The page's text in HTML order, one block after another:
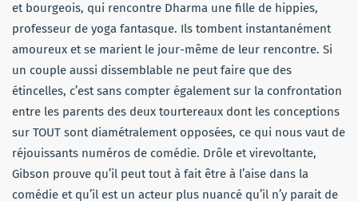
et bourgeois, qui rencontre Dharma une fille de hippies,
professeur de yoga fantasque. Ils tombent instantanément
amoureux et se marient le jour-même de leur rencontre. Si
un couple aussi dissemblable ne peut faire que des
étincelles, c’est sans compter également sur la confrontation
entre les parents des deux tourtereaux dont les conceptions
sur TOUT sont diamétralement opposées, ce qui nous vaut de
réjouissants numéros de comédie. Drôle et virevoltante,
Gibson prouve qu’il peut tout à fait être à l’aise dans la
comédie et qu’il est un acteur plus nuancé qu’il n’y parait de